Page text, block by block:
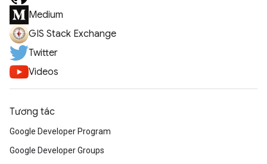
Medium
GIS Stack Exchange
Twitter
Videos
Tương tác
Google Developer Program
Google Developer Groups